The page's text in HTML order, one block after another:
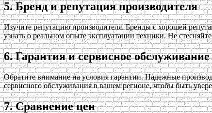
5. Бренд и репутация производителя
Изучите репутацию производителя. Бренды с хорошей
узнать о реальном опыте эксплуатации техники. Не
6. Гарантия и сервисное обслуживание
Обратите внимание на условия гарантии. Надежные
сервисного обслуживания в вашем регионе, чтобы быть
7. Сравнение цен